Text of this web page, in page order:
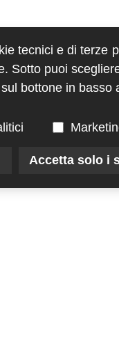
tecnici e di terze
Sotto puoi
bottone in basso
Accetta solo i